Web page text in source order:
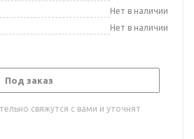
Нет в наличии
Нет в наличии
Под заказ
свяжутся с вами и уточнят